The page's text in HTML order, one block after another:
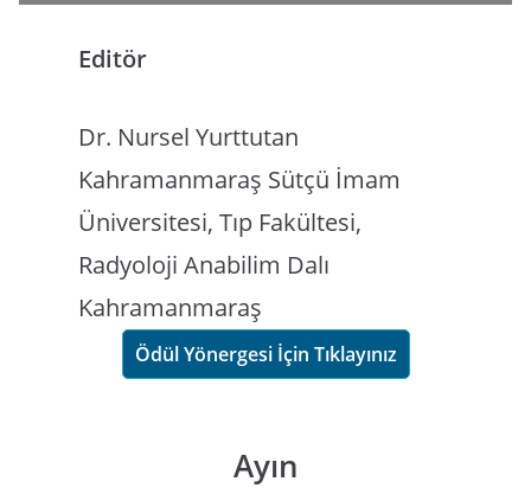
Editör
Dr. Nursel Yurttutan
Kahramanmaraş Sütçü İmam
Üniversitesi, Tıp Fakültesi,
Radyoloji Anabilim Dalı
Kahramanmaraş
Ödül Yönergesi İçin Tıklayınız
Ayın